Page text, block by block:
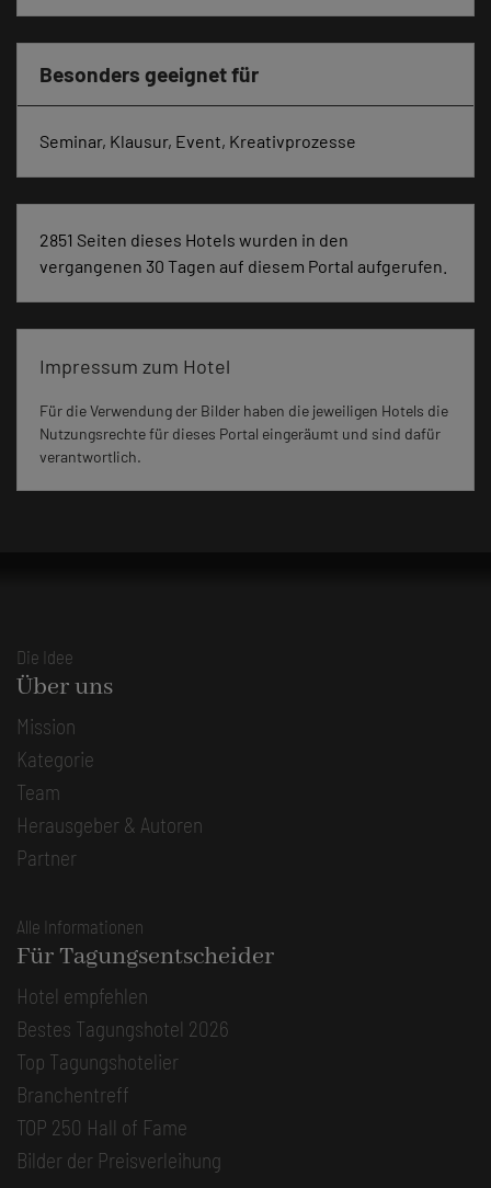
Besonders geeignet für
Seminar, Klausur, Event, Kreativprozesse
2851 Seiten dieses Hotels wurden in den
vergangenen 30 Tagen auf diesem Portal aufgerufen.
Impressum zum Hotel
Für die Verwendung der Bilder haben die jeweiligen Hotels die
Nutzungsrechte für dieses Portal eingeräumt und sind dafür
verantwortlich.
Die Idee
Über uns
Mission
Kategorie
Team
Herausgeber & Autoren
Partner
Alle Informationen
Für Tagungsentscheider
Hotel empfehlen
Bestes Tagungshotel 2026
Top Tagungshotelier
Branchentreff
TOP 250 Hall of Fame
Bilder der Preisverleihung